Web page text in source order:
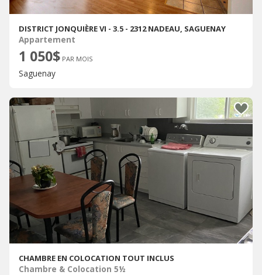
DISTRICT JONQUIÈRE VI - 3.5 - 2312 NADEAU, SAGUENAY
Appartement
1 050$ PAR MOIS
Saguenay
CHAMBRE EN COLOCATION TOUT INCLUS
Chambre & Colocation 5½